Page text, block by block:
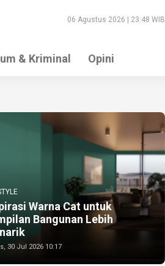
06 Agustus 2026 | 23:48 WIB
& Kriminal Opini
Warna Cat untuk
Bangunan Lebih
30 Jul 2026 10:17